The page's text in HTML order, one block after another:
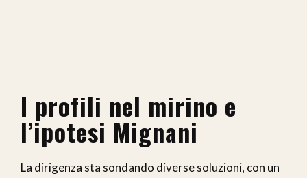
I profili nel mirino e
l’ipotesi Mignani
La dirigenza sta sondando diverse soluzioni, con un